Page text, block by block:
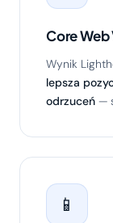
Core
Wynik
lepsza
odrzuceń —
📱